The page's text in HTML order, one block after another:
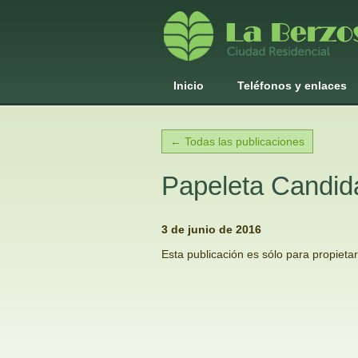
Inicio Teléfonos y enlaces
← Todas las publicaciones
Papeleta
3 de junio de 2016
Esta publicación es sólo para